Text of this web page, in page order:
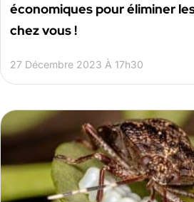
économiques pour éliminer
chez vous !
27 Décembre 2023 À 17h30